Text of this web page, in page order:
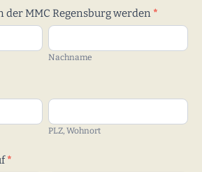
der MMC Regensburg werden *
Nachname
Nachname
PLZ,
Wohnort
PLZ, Wohnort
*